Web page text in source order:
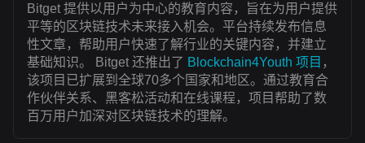
Bitget 提供以用户为中心的教育内容，旨在为用户提供
平等的区块链技术未来接入机会。平台持续发布信息
性文章，帮助用户快速了解行业的关键内容，并建立
基础知识。 Bitget 还推出了 Blockchain4Youth 项目 ，
该项目已扩展到全球70多个国家和地区。通过教育合
作伙伴关系、黑客松活动和在线课程，项目帮助了数
百万用户加深对区块链技术的理解。